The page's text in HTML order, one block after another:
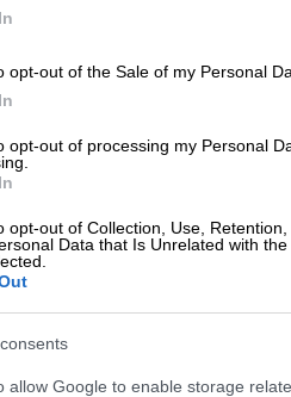
opt-out of the Sale of my Personal
opt-out of processing my Personal
opt-out of Collection, Use,
Data that Is Unrelated with
allow Google to enable storage
Πολιτική|03.07.2026
τον Καμμένο,
συνεργαστεί με
μετά τις εκλογές
και ΕΛ.Α.Σ.